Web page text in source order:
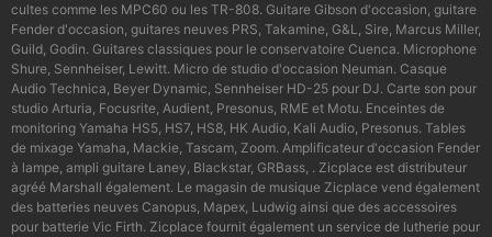
cultes comme les MPC60 ou les TR-808. Guitare Gibson d'occasion, guitare
Fender d'occasion, guitares neuves PRS, Takamine, G&L, Sire, Marcus Miller,
Guild, Godin. Guitares classiques pour le conservatoire Cuenca. Microphone
Shure, Sennheiser, Lewitt. Micro de studio d'occasion Neuman. Casque
Audio Technica, Beyer Dynamic, Sennheiser HD-25 pour DJ. Carte son pour
studio Arturia, Focusrite, Audient, Presonus, RME et Motu. Enceintes de
monitoring Yamaha HS5, HS7, HS8, HK Audio, Kali Audio, Presonus. Tables
de mixage Yamaha, Mackie, Tascam, Zoom. Amplificateur d'occasion Fender
à lampe, ampli guitare Laney, Blackstar, GRBass, . Zicplace est distributeur
agréé Marshall également. Le magasin de musique Zicplace vend également
des batteries neuves Canopus, Mapex, Ludwig ainsi que des accessoires
pour batterie Vic Firth. Zicplace fournit également un service de lutherie pour